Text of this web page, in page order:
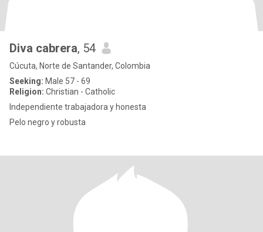
Diva cabrera, 54
Cúcuta, Norte de Santander, Colombia
Seeking: Male 57 - 69
Religion: Christian - Catholic
Independiente trabajadora y honesta
Pelo negro y robusta